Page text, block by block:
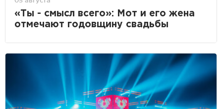
«Ты - смысл всего»: Мот и его жена
отмечают годовщину свадьбы